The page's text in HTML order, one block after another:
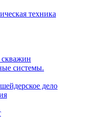
техника
системы.
дело